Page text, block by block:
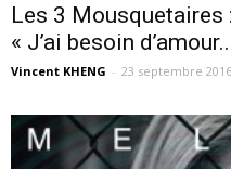
Les 3 Mousquetaires
« J’ai besoin
Vincent KHENG - 23 septembre 2016